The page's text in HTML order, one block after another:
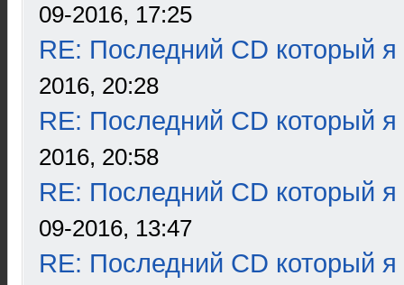
09-2016, 17:25
RE: Последний CD который я
2016, 20:28
RE: Последний CD который я
2016, 20:58
RE: Последний CD который я
09-2016, 13:47
RE: Последний CD который я